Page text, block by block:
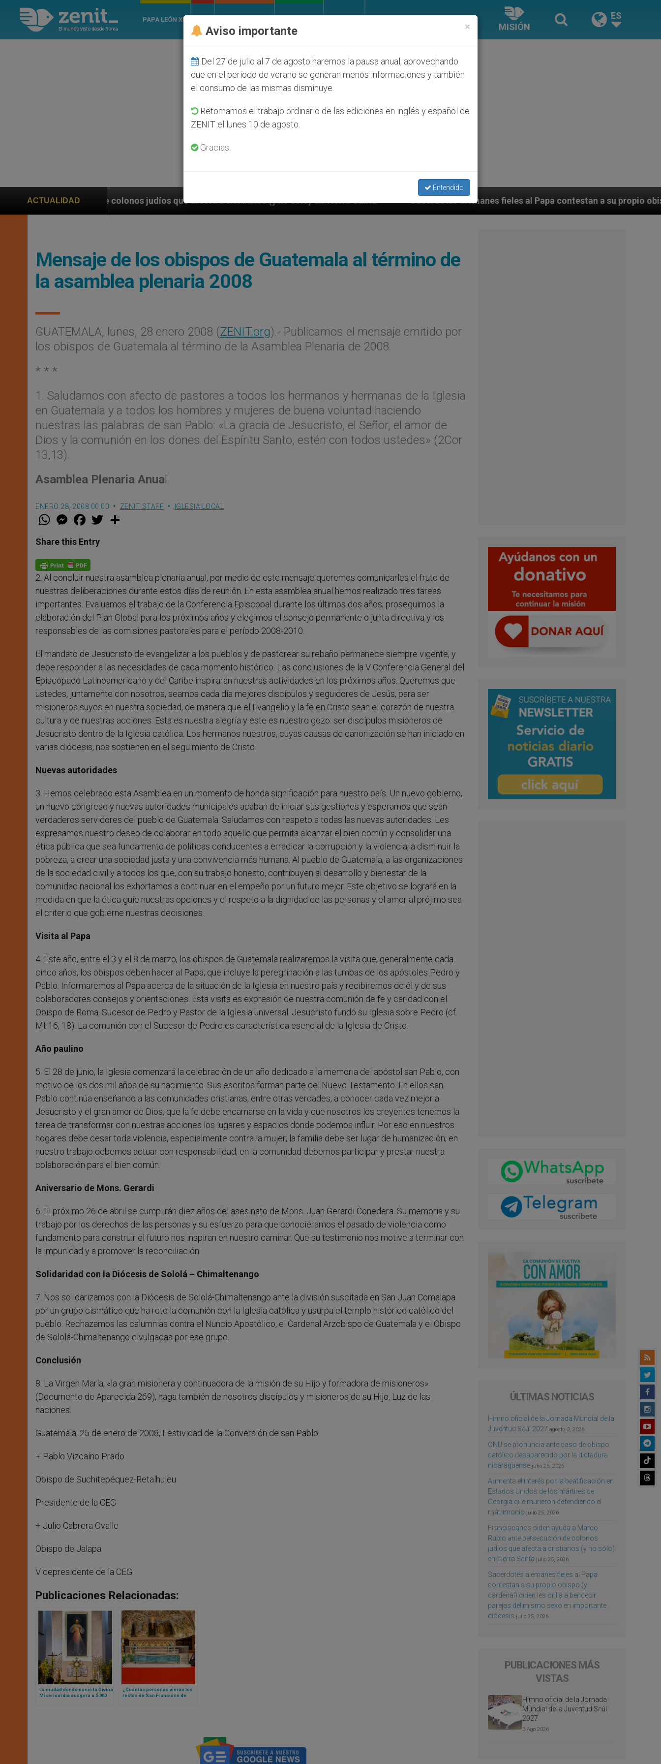
PAPA LEÓN XIV
MISIÓN
ES
ACTUALIDAD
colonos judíos que afecta a cristianos (y no sólo) en Tierra Santa Sacerdotes alemanes fieles al Papa contestan a su propio obispo (y cardenal)
Mensaje de los obispos de Guatemala al término de
la asamblea plenaria 2008
GUATEMALA, lunes, 28 enero 2008 (ZENIT.org).- Publicamos el mensaje emitido por
los obispos de Guatemala al término de la Asamblea Plenaria de 2008.
* * *
1. Saludamos con afecto de pastores a todos los hermanos y hermanas de la Iglesia
en Guatemala y a todos los hombres y mujeres de buena voluntad haciendo
nuestras las palabras de san Pablo: «La gracia de Jesucristo, el Señor, el amor de
Dios y la comunión en los dones del Espíritu Santo, estén con todos ustedes» (2Cor
13,13).
Asamblea Plenaria Anua
ENERO 28, 2008 00:00 ZENIT STAFF IGLESIA LOCAL
W
t
s
p
p
M
e
s
e
g
e
r
F
a
e
b
o
k
w
Share this Entry
2. Al concluir nuestra asamblea plenaria anual, por medio de este mensaje queremos comunicarles el fruto de
nuestras deliberaciones durante estos días de reunión. En esta asamblea anual hemos realizado tres tareas
importantes. Evaluamos el trabajo de la Conferencia Episcopal durante los últimos dos años; proseguimos la
elaboración del Plan Global para los próximos años y elegimos el consejo permanente o junta directiva y los
responsables de las comisiones pastorales para el período 2008-2010.
El mandato de Jesucristo de evangelizar a los pueblos y de pastorear su rebaño permanece siempre vigente, y
debe responder a las necesidades de cada momento histórico. Las conclusiones de la V Conferencia General del
Episcopado Latinoamericano y del Caribe inspirarán nuestras actividades en los próximos años. Queremos que
ustedes, juntamente con nosotros, seamos cada día mejores discípulos y seguidores de Jesús, para ser
misioneros suyos en nuestra sociedad, de manera que el Evangelio y la fe en Cristo sean el corazón de nuestra
cultura y de nuestras acciones. Esta es nuestra alegría y este es nuestro gozo: ser discípulos misioneros de
Jesucristo dentro de la Iglesia católica. Los hermanos nuestros, cuyas causas de canonización se han iniciado en
varias diócesis, nos sostienen en el seguimiento de Cristo.
Nuevas autoridades
3. Hemos celebrado esta Asamblea en un momento de honda significación para nuestro país. Un nuevo gobierno,
un nuevo congreso y nuevas autoridades municipales acaban de iniciar sus gestiones y esperamos que sean
verdaderos servidores del pueblo de Guatemala. Saludamos con respeto a todas las nuevas autoridades. Les
expresamos nuestro deseo de colaborar en todo aquello que permita alcanzar el bien común y consolidar una
ética pública que sea fundamento de políticas conducentes a erradicar la corrupción y la violencia, a disminuir la
pobreza, a crear una sociedad justa y una convivencia más humana. Al pueblo de Guatemala, a las organizaciones
de la sociedad civil y a todos los que, con su trabajo honesto, contribuyen al desarrollo y bienestar de la
comunidad nacional los exhortamos a continuar en el empeño por un futuro mejor. Este objetivo se logrará en la
medida en que la ética guíe nuestras opciones y el respeto a la dignidad de las personas y el amor al prójimo sea
el criterio que gobierne nuestras decisiones.
Visita al Papa
4. Este año, entre el 3 y el 8 de marzo, los obispos de Guatemala realizaremos la visita que, generalmente cada
cinco años, los obispos deben hacer al Papa, que incluye la peregrinación a las tumbas de los apóstoles Pedro y
Pablo. Informaremos al Papa acerca de la situación de la Iglesia en nuestro país y recibiremos de él y de sus
colaboradores consejos y orientaciones. Esta visita es expresión de nuestra comunión de fe y caridad con el
Obispo de Roma, Sucesor de Pedro y Pastor de la Iglesia universal. Jesucristo fundó su Iglesia sobre Pedro (cf.
Mt 16, 18). La comunión con el Sucesor de Pedro es característica esencial de la Iglesia de Cristo.
Año paulino
5. El 28 de junio, la Iglesia comenzará la celebración de un año dedicado a la memoria del apóstol san Pablo, con
motivo de los dos mil años de su nacimiento. Sus escritos forman parte del Nuevo Testamento. En ellos san
Pablo continúa enseñando a las comunidades cristianas, entre otras verdades, a conocer cada vez mejor a
Jesucristo y el gran amor de Dios, que la fe debe encarnarse en la vida y que nosotros los creyentes tenemos la
tarea de transformar con nuestras acciones los lugares y espacios donde podemos influir. Por eso en nuestros
hogares debe cesar toda violencia, especialmente contra la mujer; la familia debe ser lugar de humanización; en
nuestro trabajo debemos actuar con responsabilidad; en la comunidad debemos participar y prestar nuestra
colaboración para el bien común.
Aniversario de Mons. Gerardi
6. El próximo 26 de abril se cumplirán diez años del asesinato de Mons. Juan Gerardi Conedera. Su memoria y su
trabajo por los derechos de las personas y su esfuerzo para que conociéramos el pasado de violencia como
fundamento para construir el futuro nos inspiran en nuestro caminar. Que su testimonio nos motive a terminar con
la impunidad y a promover la reconciliación.
Solidaridad con la Diócesis de Sololá – Chimaltenango
7. Nos solidarizamos con la Diócesis de Sololá-Chimaltenango ante la división suscitada en San Juan Comalapa
por un grupo cismático que ha roto la comunión con la Iglesia católica y usurpa el templo histórico católico del
pueblo. Rechazamos las calumnias contra el Nuncio Apostólico, el Cardenal Arzobispo de Guatemala y el Obispo
de Sololá-Chimaltenango divulgadas por ese grupo.
Conclusión
8. La Virgen María, «la gran misionera y continuadora de la misión de su Hijo y formadora de misioneros»
(Documento de Aparecida 269), haga también de nosotros discípulos y misioneros de su Hijo, Luz de las
naciones.
Guatemala, 25 de enero de 2008, Festividad de la Conversión de san Pablo
+ Pablo Vizcaíno Prado
Obispo de Suchitepéquez-Retalhuleu
Presidente de la CEG
+ Julio Cabrera Ovalle
Obispo de Jalapa
Vicepresidente de la CEG
Publicaciones Relacionadas:
La ciudad donde nació la Divina
Misericordia acogerá a 5.000
¿Cuántas personas vieron los
restos de San Francisco de
ÚLTIMAS NOTICIAS
Himno oficial de la Jornada Mundial de la
Juventud Seúl 2027 agosto 3, 2026
ONU se pronuncia ante caso de obispo
católico desaparecido por la dictadura
nicaragüense julio 25, 2026
Aumenta el interés por la beatificación en
Estados Unidos de los mártires de
Georgia que murieron defendiendo el
matrimonio julio 25, 2026
Franciscanos piden ayuda a Marco
Rubio ante persecución de colonos
judíos que afecta a cristianos (y no sólo)
en Tierra Santa julio 25, 2026
Sacerdotes alemanes fieles al Papa
contestan a su propio obispo (y
cardenal) quien les orilla a bendecir
parejas del mismo sexo en importante
diócesis julio 25, 2026
PUBLICACIONES MÁS
VISTAS
Himno oficial de la Jornada
Mundial de la Juventud Seúl
2027
3 Ago 2026
×
Aviso importante
Del 27 de julio al 7 de agosto haremos la pausa anual, aprovechando
que en el periodo de verano se generan menos informaciones y también
el consumo de las mismas disminuye.
Retomamos el trabajo ordinario de las ediciones en inglés y español de
ZENIT el lunes 10 de agosto.
Gracias.
Entendido